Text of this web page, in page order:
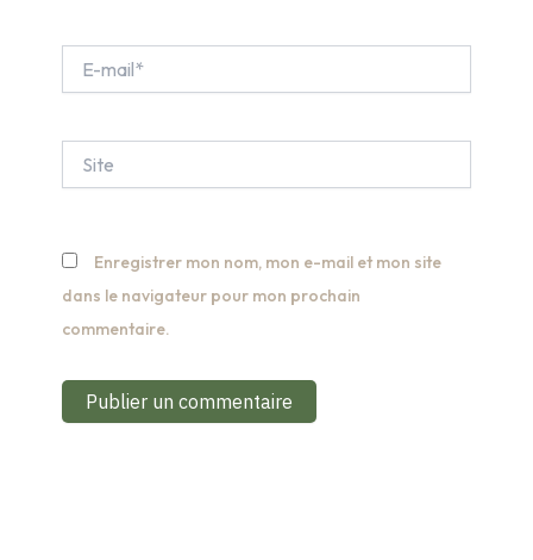
mail*
Enregistrer mon nom, mon e-mail et mon site
dans le navigateur pour mon prochain
commentaire.